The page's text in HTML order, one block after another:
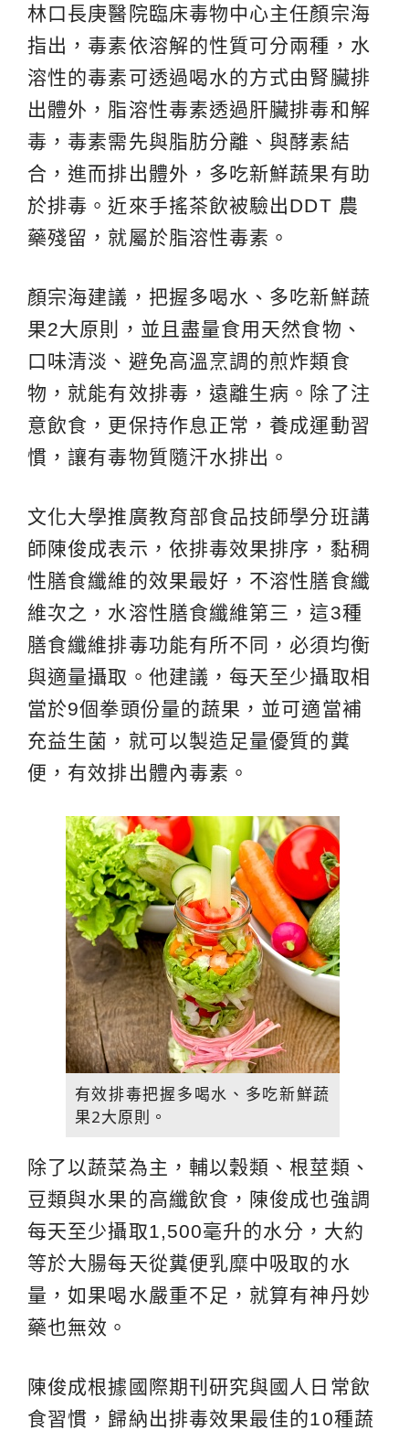
林口長庚醫院臨床毒物中心主任顏宗海
指出，毒素依溶解的性質可分兩種，水
溶性的毒素可透過喝水的方式由腎臟排
出體外，脂溶性毒素透過肝臟排毒和解
毒，毒素需先與脂肪分離、與酵素結
合，進而排出體外，多吃新鮮蔬果有助
於排毒。近來手搖茶飲被驗出DDT 農
藥殘留，就屬於脂溶性毒素。
顏宗海建議，把握多喝水、多吃新鮮蔬
果2大原則，並且盡量食用天然食物、
口味清淡、避免高溫烹調的煎炸類食
物，就能有效排毒，遠離生病。除了注
意飲食，更保持作息正常，養成運動習
慣，讓有毒物質隨汗水排出。
文化大學推廣教育部食品技師學分班講
師陳俊成表示，依排毒效果排序，黏稠
性膳食纖維的效果最好，不溶性膳食纖
維次之，水溶性膳食纖維第三，這3種
膳食纖維排毒功能有所不同，必須均衡
與適量攝取。他建議，每天至少攝取相
當於9個拳頭份量的蔬果，並可適當補
充益生菌，就可以製造足量優質的糞
便，有效排出體內毒素。
有效排毒把握多喝水、多吃新鮮蔬
果2大原則。
除了以蔬菜為主，輔以穀類、根莖類、
豆類與水果的高纖飲食，陳俊成也強調
每天至少攝取1,500毫升的水分，大約
等於大腸每天從糞便乳糜中吸取的水
量，如果喝水嚴重不足，就算有神丹妙
藥也無效。
陳俊成根據國際期刊研究與國人日常飲
食習慣，歸納出排毒效果最佳的10種蔬